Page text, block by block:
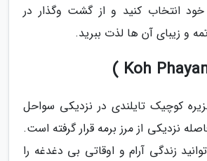
انتخاب کنید و از گشت وگذار در
و زیبای آن ها لذت ببرید.
کوچیک تایلندی در نزدیکی سواحل
نزدیکی از مرز برمه قرار گرفته است.
زندگی آرام و اوقاتی بی دغدغه را